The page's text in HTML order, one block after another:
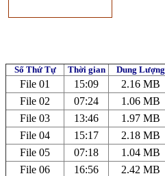
Số Thứ Tự Thời gian Dung Lượng
File 01 15:09
2.16 MB
File 02
07:24
1.06 MB
File 03
13:46
1.97 MB
File 04
15:17
2.18 MB
File 05
07:18
1.04 MB
File 06
16:56
2.42 MB